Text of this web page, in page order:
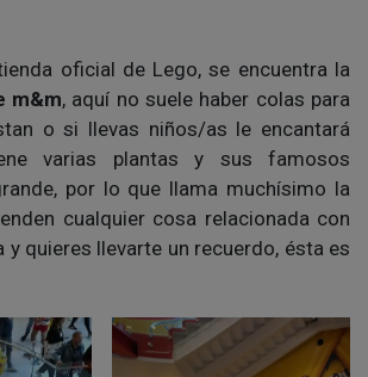
oficial de Lego, se encuentra la
m&m, aquí no suele haber colas para
o si llevas niños/as le encantará
varias plantas y sus famosos
por lo que llama muchísimo la
cualquier cosa relacionada con
y quieres llevarte un recuerdo, ésta es